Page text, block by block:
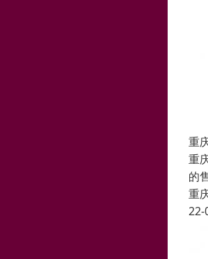
重
重
的
重
22-